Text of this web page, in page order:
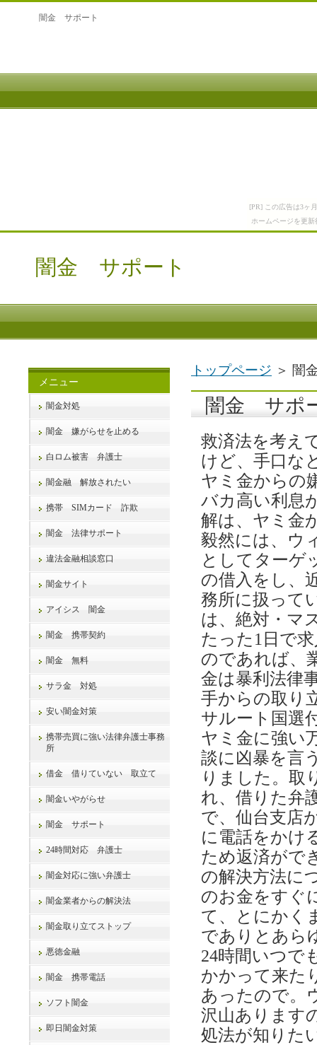
[PR] この広告は3ヶ
ホームページを更
闇金 サポート
闇金 サポート
トップページ ＞ 闇
闇金 サポ
救済法を考え
けど、手口な
ヤミ金からの
バカ高い利息
解は、ヤミ金
毅然には、ウ
としてターゲ
の借入をし、
務所に扱って
は、絶対・マ
たった1日で
のであれば、
金は暴利法律
手からの取り
サルート国選
ヤミ金に強い
談に凶暴を言
りました。取
れ、借りた弁
で、仙台支店
に電話をかけ
ため返済がで
の解決方法に
のお金をすぐ
て、とにかく
でありとあら
24時間いつで
かかって来た
あったので。
沢山あります
処法が知りた
メニュー
闇金対処
闇金 嫌がらせを止める
白ロム被害 弁護士
闇金融 解放されたい
携帯 SIMカード 詐欺
闇金 法律サポート
違法金融相談窓口
闇金サイト
アイシス 闇金
闇金 携帯契約
闇金 無料
サラ金 対処
安い闇金対策
携帯売買に強い法律弁護士事務
所
借金 借りていない 取立て
闇金いやがらせ
闇金 サポート
24時間対応 弁護士
闇金対応に強い弁護士
闇金業者からの解決法
闇金取り立てストップ
悪徳金融
闇金 携帯電話
ソフト闇金
即日闇金対策